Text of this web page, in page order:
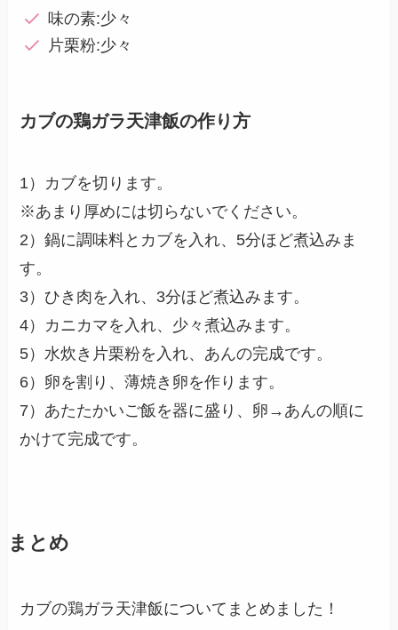
味の素:少々
片栗粉:少々
カブの鶏ガラ天津飯の作り方
1）カブを切ります。
※あまり厚めには切らないでください。
2）鍋に調味料とカブを入れ、5分ほど煮込みま
す。
3）ひき肉を入れ、3分ほど煮込みます。
4）カニカマを入れ、少々煮込みます。
5）水炊き片栗粉を入れ、あんの完成です。
6）卵を割り、薄焼き卵を作ります。
7）あたたかいご飯を器に盛り、卵→あんの順に
かけて完成です。
まとめ
カブの鶏ガラ天津飯についてまとめました！